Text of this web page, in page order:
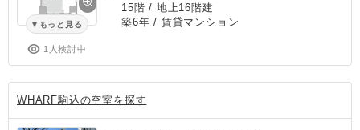
もっと見る
1人検討中
15階 / 地上16階建
築6年 / 賃貸マンション
WHARF駒込の空室を探す